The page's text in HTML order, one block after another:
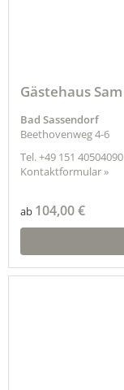
Gästehaus Sam
Bad Sassendorf
Beethovenweg 4-6
Tel.+49 151 40504090
Kontaktformular »
ab 104,00 €